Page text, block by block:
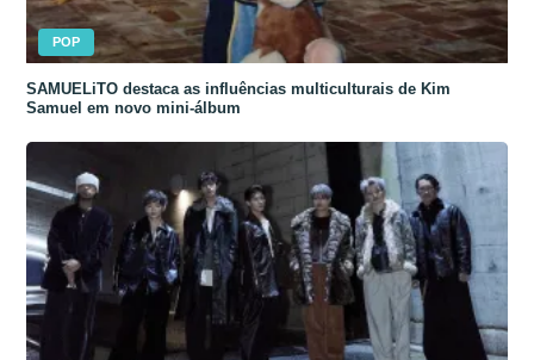
POP
SAMUELiTO destaca as influências multiculturais de Kim
Samuel em novo mini-álbum